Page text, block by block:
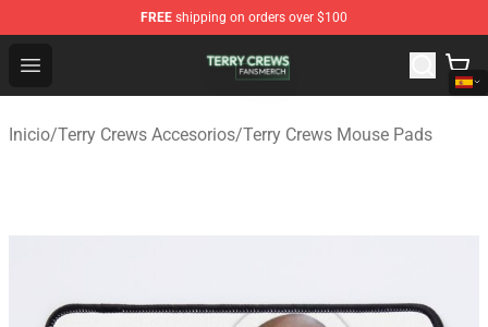
FREE shipping on orders over $100
Open menu
Terry Crews Shop - Official Terry Crews Merchandise
Inicio/Terry Crews Accesorios/Terry Crews Mouse Pads